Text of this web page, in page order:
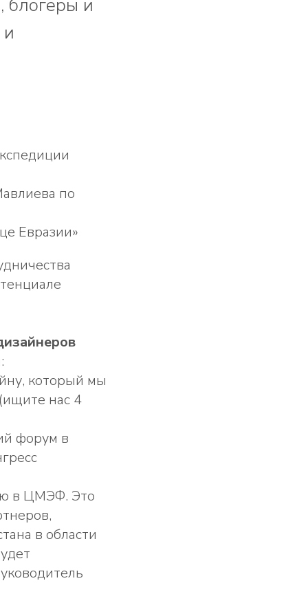
блогеры и
по
Евразии»
который мы
нас 4
форум в
в ЦМЭФ. Это
в области